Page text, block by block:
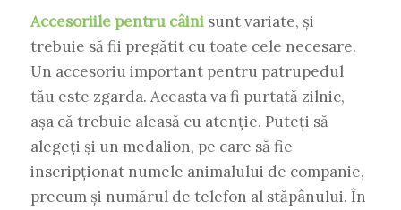
Accesoriile pentru câinisunt variate, și
trebuie să fii pregătit cu toate cele necesare.
Un accesoriu important pentru patrupedul
tău este zgarda. Aceasta va fi purtată zilnic,
așa că trebuie aleasă cu atenție. Puteți să
alegeți și un medalion, pe care să fie
inscripționat numele animalului de companie,
precum și numărul de telefon al stăpânului. În